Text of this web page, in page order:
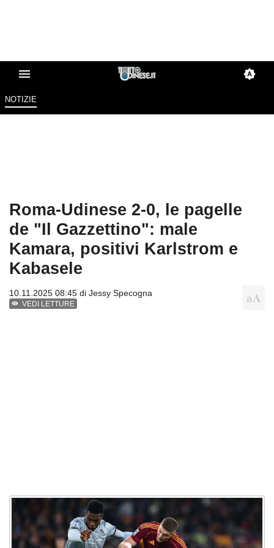
NOTIZIE
Roma-Udinese 2-0, le pagelle
de "Il Gazzettino": male
Kamara, positivi Karlstrom e
Kabasele
10.11.2025 08:45 di Jessy Specogna
VEDI LETTURE